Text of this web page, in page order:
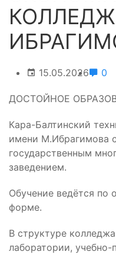
15.05.2026 0
ДОСТОЙНОЕ
Кара-Балтинский
имени М.Ибрагимова
государственным
заведением.
Обучение ведётся по
форме.
В структуре
лаборатории, учебно-